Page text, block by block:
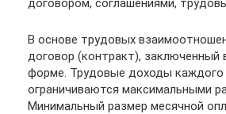
договором, соглашениями,
В основе трудовых
договор (контракт), заключенный
форме. Трудовые доходы каждого
ограничиваются максимальными
Минимальный размер месячной